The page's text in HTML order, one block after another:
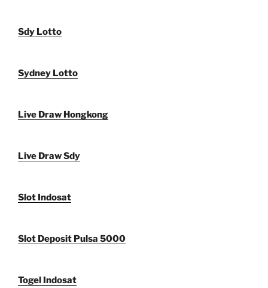
Sdy Lotto
Sydney Lotto
Live Draw Hongkong
Live Draw Sdy
Slot Indosat
Slot Deposit Pulsa 5000
Togel Indosat